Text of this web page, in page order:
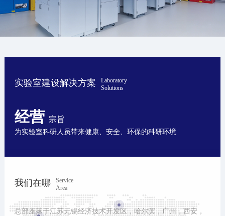
例
中
心
于
我
联
系
实验室建设解决方案
Laboratory
Solutions
经营宗旨
为实验室科研人员带来健康、安全、环保的科研环境
我们在哪
Service
Area
总部座落于江苏无锡经济技术开发区，哈尔滨，广州，西安，